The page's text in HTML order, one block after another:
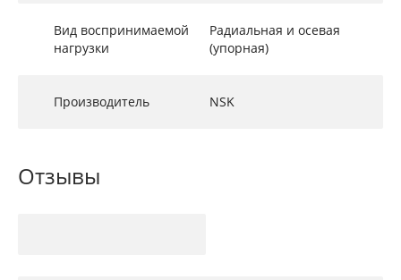
Вид воспринимаемой
нагрузки
Радиальная и осевая
(упорная)
Производитель NSK
Отзывы